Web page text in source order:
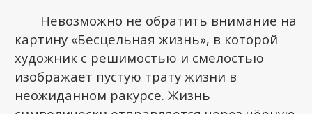
Невозможно не обратить внимание на
картину «Бесцельная жизнь», в которой
художник с решимостью и смелостью
изображает пустую трату жизни в
неожиданном ракурсе. Жизнь